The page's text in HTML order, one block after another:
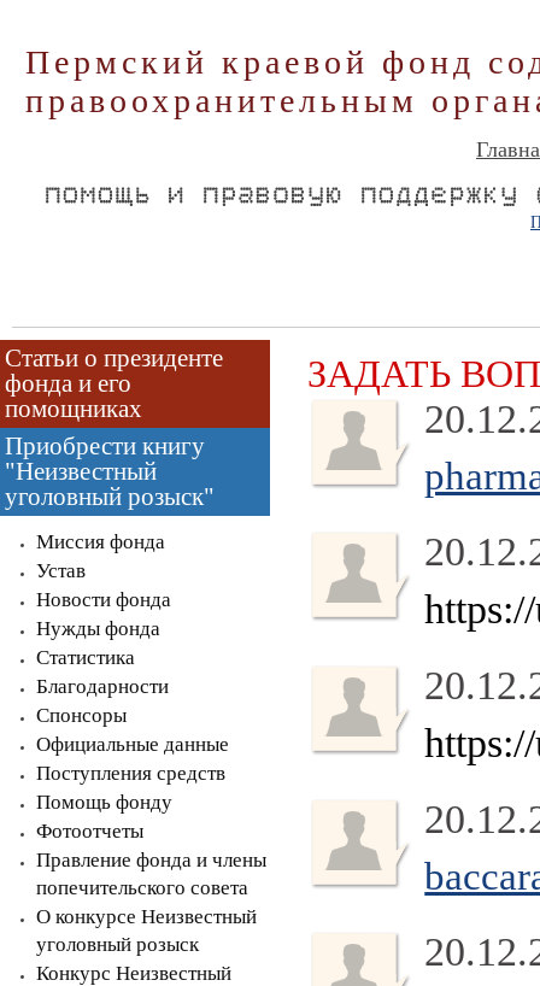
Пермский краевой фонд
правоохранительным
Статьи о президенте
фонда и его
помощниках
Приобрести книгу
"Неизвестный
уголовный розыск"
Миссия фонда
Устав
Новости фонда
Нужды фонда
Статистика
Благодарности
Спонсоры
Официальные данные
Поступления средств
Помощь фонду
Фотоотчеты
Правление фонда и члены
попечительского совета
О конкурсе Неизвестный
уголовный розыск
Конкурс Неизвестный
ЗАДАТЬ